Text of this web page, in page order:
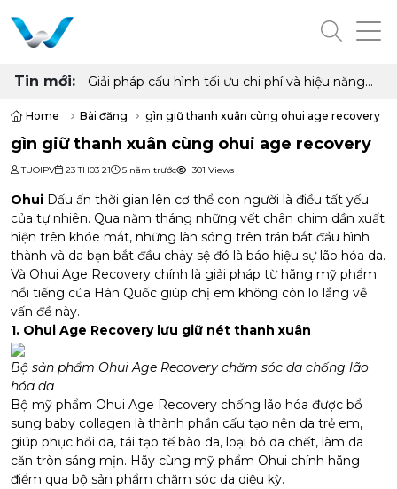
Tin mới:
Giải pháp cấu hình tối ưu chi phí và hiệu năng
5700G, 5700X và Radeon RX 6500XT, 7600
Home Bài đăng gìn giữ thanh xuân cùng ohui age recovery
gìn giữ thanh xuân cùng ohui age recovery
TUOIPV 23 TH03 21 5 năm trước 301 Views
Ohui Dấu ấn thời gian lên cơ thể con người là điều tất yếu
của tự nhiên. Qua năm tháng những vết chân chim dần xuất
hiện trên khóe mắt, những làn sóng trên trán bắt đầu hình
thành và da bạn bắt đầu chảy sệ đó là báo hiệu sự lão hóa da.
Và Ohui Age Recovery chính là giải pháp từ hãng mỹ phẩm
nổi tiếng của Hàn Quốc giúp chị em không còn lo lắng về
vấn đề này.
1. Ohui Age Recovery lưu giữ nét thanh xuân
Bộ sản phẩm Ohui Age Recovery chăm sóc da chống lão
hóa da
Bộ mỹ phẩm Ohui Age Recovery chống lão hóa được bổ
sung baby collagen là thành phần cấu tạo nên da trẻ em,
giúp phục hồi da, tái tạo tế bào da, loại bỏ da chết, làm da
căn tròn sáng mịn. Hãy cùng mỹ phẩm Ohui chính hãng
điểm qua bộ sản phẩm chăm sóc da diệu kỳ.